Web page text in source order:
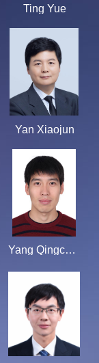
Ting Yue
Yan Xiaojun
Yang Qingchun